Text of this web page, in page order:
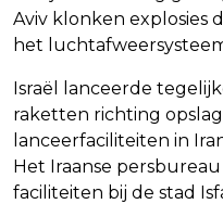
Aviv klonken explosies
het
Israël lanceerde
raketten richting
lanceerfaciliteiten in
Het Iraanse
faciliteiten bij de stad